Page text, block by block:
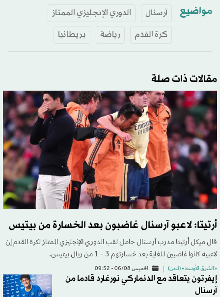
مواضيع آرسنال
الدوري الإنجليزي الممتاز
كرة القدم
رياضة بريطانيا
مقالات ذات صلة
أرتيتا: لاعبو آرسنال غاضبون بعد الخسارة من بيتيس
قال ميكل أرتيتا مدرب آرسنال حامل لقب الدوري الإنجليزي الممتاز لكرة القدم إن
لاعبيه كانوا ​غاضبين للغاية بعد خسارتهم 3 - 1 من ريال بيتيس.
«الشرق الأوسط» (لندن) الخميس 06/08 - 09:52
إيفرتون يتعاقد مع الدنماركي نورغارد قادما من
آرسنال